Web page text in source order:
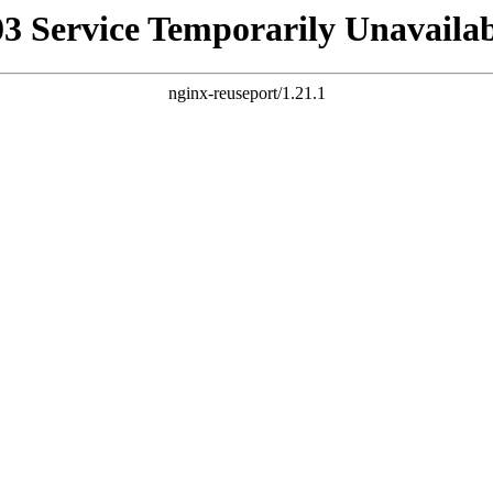
Service Temporarily
nginx-reuseport/1.21.1